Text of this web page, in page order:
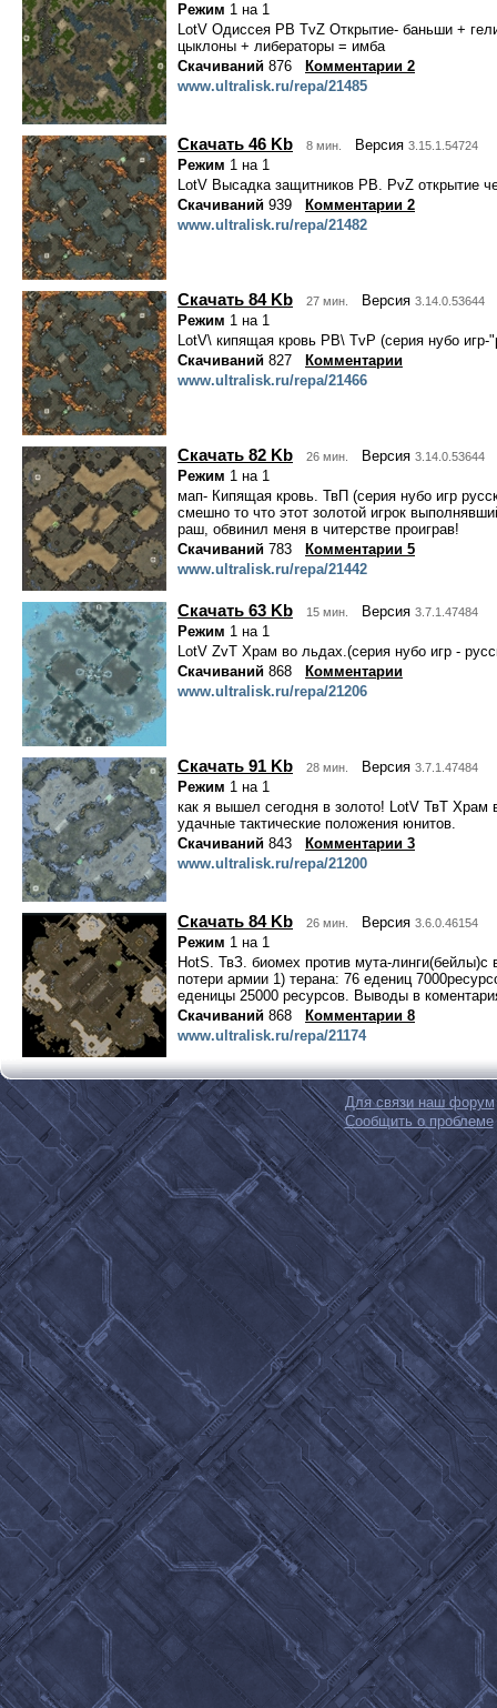
Режим 1 на 1
LotV Одиссея РВ TvZ Открытие- баньши +
цыклоны + либераторы = имба
Скачиваний 876
Комментарии 2
www.ultralisk.ru/repa/21485
Скачать 46 Kb 8 мин. Версия 3.15.1.54724
Режим 1 на 1
LotV Высадка защитников РВ. PvZ открытие
Скачиваний 939
Комментарии 2
www.ultralisk.ru/repa/21482
Скачать 84 Kb 27 мин. Версия 3.14.0.53644
Режим 1 на 1
LotV\ кипящая кровь РВ\ TvP (серия нубо игр-
Скачиваний 827
Комментарии
www.ultralisk.ru/repa/21466
Скачать 82 Kb 26 мин. Версия 3.14.0.53644
Режим 1 на 1
мап- Кипящая кровь. ТвП (серия нубо игр
смешно то что этот золотой игрок
раш, обвинил меня в читерстве проиграв!
Скачиваний 783
Комментарии 5
www.ultralisk.ru/repa/21442
Скачать 63 Kb 15 мин. Версия 3.7.1.47484
Режим 1 на 1
LotV ZvT Храм во льдах.(серия нубо игр -
Скачиваний 868
Комментарии
www.ultralisk.ru/repa/21206
Скачать 91 Kb 28 мин. Версия 3.7.1.47484
Режим 1 на 1
как я вышел сегодня в золото! LotV ТвТ Храм
удачные тактические положения юнитов.
Скачиваний 843
Комментарии 3
www.ultralisk.ru/repa/21200
Скачать 84 Kb 26 мин. Версия 3.6.0.46154
Режим 1 на 1
HotS. ТвЗ. биомех против мута-линги(бейлы)с
потери армии 1) терана: 76 едениц
еденицы 25000 ресурсов. Выводы в
Скачиваний 868
Комментарии 8
www.ultralisk.ru/repa/21174
Для связи наш форум
Сообщить о проблеме